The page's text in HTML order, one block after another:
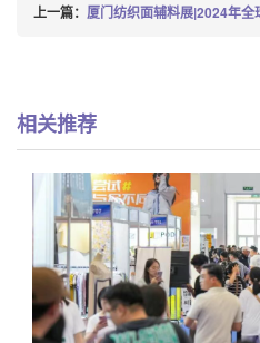
上一篇： 厦门纺织面辅料展|2024年全球和
相关推荐